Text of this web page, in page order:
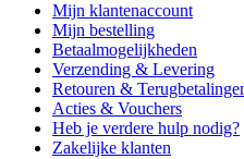
Mijn klantenaccount
Mijn bestelling
Betaalmogelijkheden
Verzending & Levering
Retouren &
Acties & Vouchers
Heb je verdere hulp nodig?
Zakelijke klanten